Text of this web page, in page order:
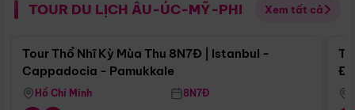
TOUR DU LỊCH ÂU-ÚC-MỸ-PHI Xem tất cả
Điểm nổi bật
Tour Thổ Nhĩ Kỳ Mùa Thu 8N7Đ | Istanbul -
Cappadocia - Pamukkale
Hồ Chí Minh 8N7Đ